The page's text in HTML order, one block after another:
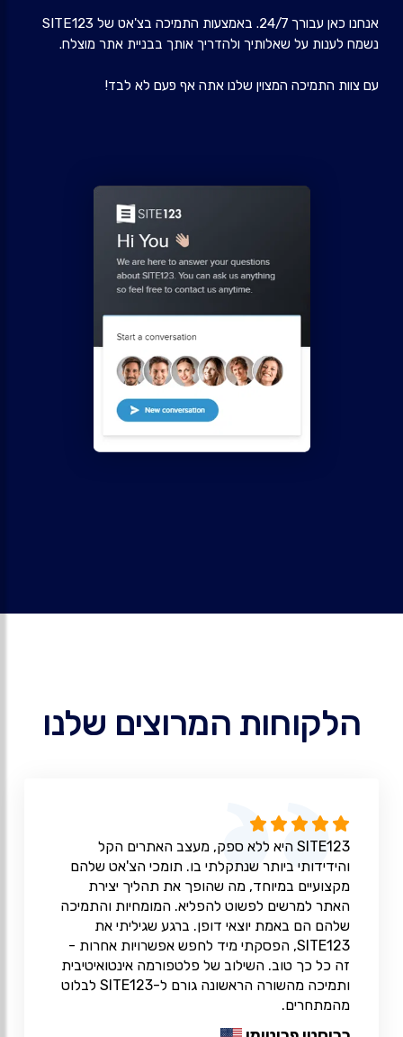
אנחנו כאן עבורך 24/7. באמצעות התמיכה בצ'אט של SITE123
נשמח לענות על שאלותיך ולהדריך אותך בבניית אתר מוצלח.
עם צוות התמיכה המצוין שלנו אתה אף פעם לא לבד!
הלקוחות המרוצים שלנו
SITE123 היא ללא ספק, מעצב האתרים הקל
והידידותי ביותר שנתקלתי בו. תומכי הצ'אט שלהם
מקצועיים במיוחד, מה שהופך את תהליך יצירת
האתר למרשים לפשוט להפליא. המומחיות והתמיכה
שלהם הם באמת יוצאי דופן. ברגע שגיליתי את
SITE123, הפסקתי מיד לחפש אפשרויות אחרות -
זה כל כך טוב. השילוב של פלטפורמה אינטואיטיבית
ותמיכה מהשורה הראשונה גורם ל-SITE123 לבלוט
מהמתחרים.